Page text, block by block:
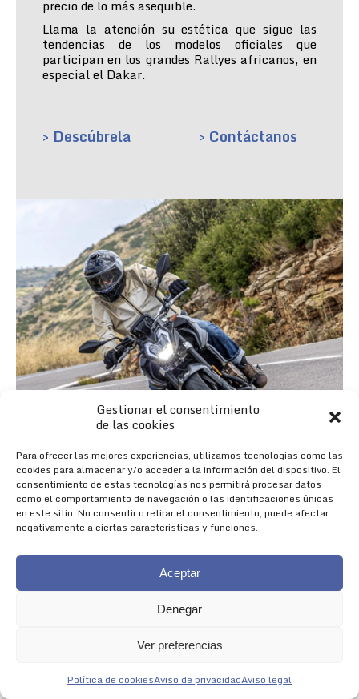
Gestionar el consentimiento
de las cookies
Para ofrecer las mejores experiencias, utilizamos tecnologías como las
cookies para almacenar y/o acceder a la información del dispositivo. El
consentimiento de estas tecnologías nos permitirá procesar datos
como el comportamiento de navegación o las identificaciones únicas
en este sitio. No consentir o retirar el consentimiento, puede afectar
negativamente a ciertas características y funciones.
Aceptar
Denegar
Ver preferencias
Política de cookiesAviso de privacidadAviso legal
precio de lo más asequible.
Llama la atención su estética que sigue las
tendencias de los modelos oficiales que
participan en los grandes Rallyes africanos, en
especial el Dakar.
> Descúbrela > Contáctanos
NACIDA PARA IMPRESIONAR